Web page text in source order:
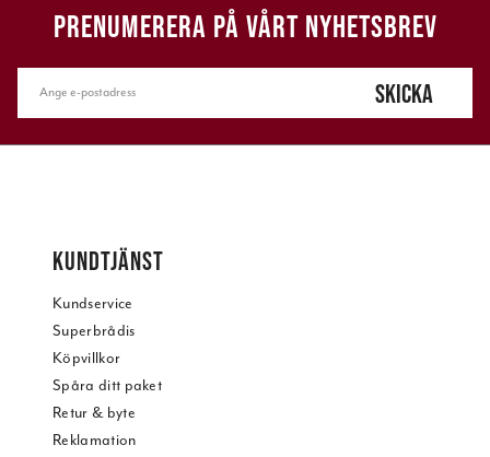
PRENUMERERA PÅ VÅRT NYHETSBREV
SKICKA
KUNDTJÄNST
Kundservice
Superbrådis
Köpvillkor
Spåra ditt paket
Retur & byte
Reklamation